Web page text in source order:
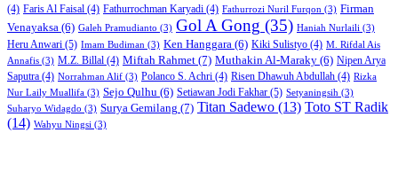
(4) Faris Al Faisal (4) Fathurrochman Karyadi (4) Fathurrozi Nuril Furqon (3) Firman
Venayaksa (6) Galeh Pramudianto (3) Gol A Gong (35) Haniah Nurlaili (3)
Heru Anwari (5) Imam Budiman (3) Ken Hanggara (6) Kiki Sulistyo (4) M. Rifdal Ais
Annafis (3) M.Z. Billal (4) Miftah Rahmet (7) Muthakin Al-Maraky (6) Nipen Arya
Saputra (4) Norrahman Alif (3) Polanco S. Achri (4) Risen Dhawuh Abdullah (4) Rizka
Nur Laily Muallifa (3) Sejo Qulhu (6) Setiawan Jodi Fakhar (5) Setyaningsih (3)
Suharyo Widagdo (3) Surya Gemilang (7) Titan Sadewo (13) Toto ST Radik
(14) Wahyu Ningsi (3)